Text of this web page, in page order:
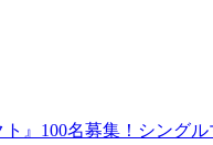
』100名募集！シングル